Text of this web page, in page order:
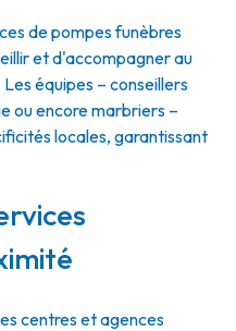
de pompes funèbres
et d'accompagner au
équipes – conseillers
ou encore marbriers –
locales, garantissant
centres et agences